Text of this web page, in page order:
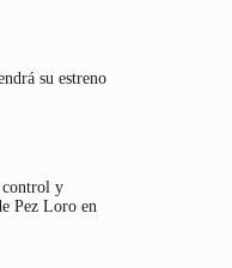
su estreno
control y
Pez Loro en